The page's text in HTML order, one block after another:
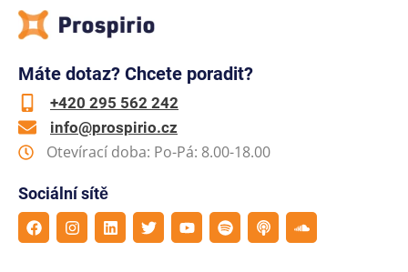
Máte dotaz? Chcete poradit?
+420 295 562 242
info@prospirio.cz
Otevírací doba: Po-Pá: 8.00-18.00
Sociální sítě